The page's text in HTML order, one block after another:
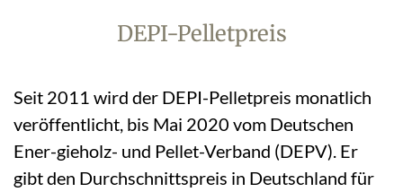
DEPI-Pelletpreis
Seit 2011 wird der DEPI-Pelletpreis monatlich
veröffentlicht, bis Mai 2020 vom Deutschen
Ener-gieholz- und Pellet-Verband (DEPV). Er
gibt den Durchschnittspreis in Deutschland für